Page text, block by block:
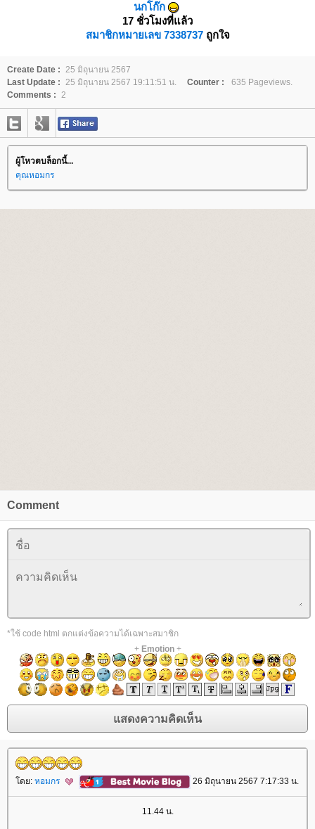
นกโก๊ก
17 ชั่วโมงที่แล้ว
สมาชิกหมายเลข 7338737ถูกใจ
Create Date : 25 มิถุนายน 2567
Last Update : 25 มิถุนายน 2567 19:11:51 น. Counter :
635 Pageviews.
Comments : 2
ผู้โหวตบล็อกนี้...
คุณหอมกร
Comment
*ใช้ code html ตกแต่งข้อความได้เฉพาะสมาชิก
+ Emotion+
ดย: หอมกร 26 มิถุนายน 2567 7:17:33 น.
11.44 น.